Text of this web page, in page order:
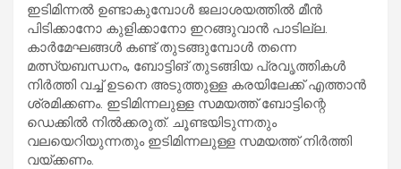
ഇടിമിന്നൽ ഉണ്ടാകുമ്പോൾ ജലാശയത്തിൽ മീൻ
പിടിക്കാനോ കുളിക്കാനോ ഇറങ്ങുവാൻ പാടില്ല.
കാർമേഘങ്ങൾ കണ്ട് തുടങ്ങുമ്പോൾ തന്നെ
മത്സ്യബന്ധനം, ബോട്ടിങ് തുടങ്ങിയ പ്രവൃത്തികൾ
നിർത്തി വച്ച് ഉടനെ അടുത്തുള്ള കരയിലേക്ക് എത്താൻ
ശ്രമിക്കണം. ഇടിമിന്നലുള്ള സമയത്ത് ബോട്ടിന്റെ
ഡെക്കിൽ നിൽക്കരുത്. ചൂണ്ടയിടുന്നതും
വലയെറിയുന്നതും ഇടിമിന്നലുള്ള സമയത്ത് നിർത്തി
വയ്ക്കണം.